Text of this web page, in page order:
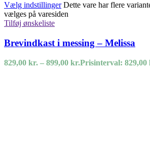
Vælg indstillinger Dette vare har flere
vælges på varesiden
Tilføj ønskeliste
Brevindkast i messing – Melissa
829,00 kr. – 899,00 kr.Prisinterval: 829,00